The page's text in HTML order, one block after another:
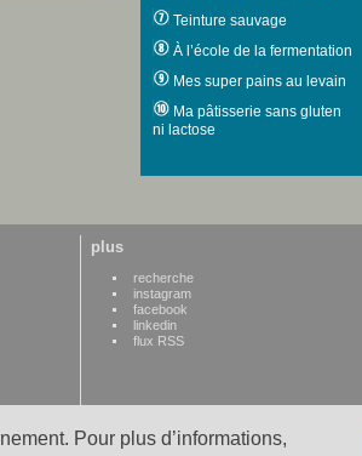
Pour plus d’informations,
Teinture sauvage
À l’école de la fermentation
Mes super pains au levain
Ma pâtisserie sans gluten
ni lactose
plus
recherche
instagram
facebook
linkedin
flux RSS
WWW credits